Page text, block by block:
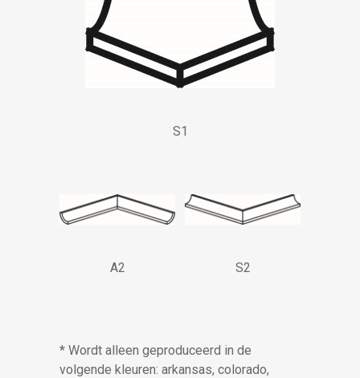
S1
A2 S2
* Wordt alleen geproduceerd in de
volgende kleuren: arkansas, colorado,